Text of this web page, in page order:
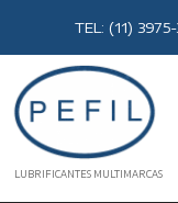
TEL: (11)
LUBRIFICANTES MULTIMARCAS